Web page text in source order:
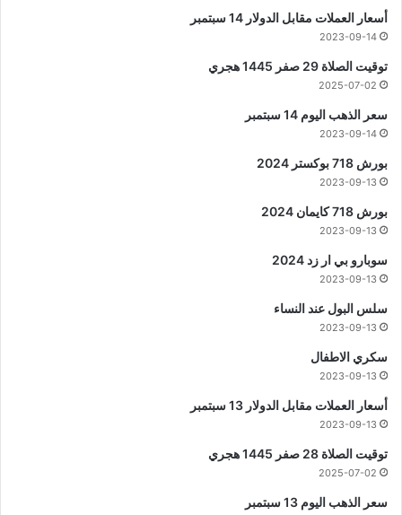
أسعار العملات مقابل الدولار 14 سبتمبر
2023-09-14
توقيت الصلاة 29 صفر 1445 هجري
2025-07-02
سعر الذهب اليوم 14 سبتمبر
2023-09-14
بورش 718 بوكستر 2024
2023-09-13
بورش 718 كايمان 2024
2023-09-13
سوبارو بي ار زد 2024
2023-09-13
سلس البول عند النساء
2023-09-13
سكري الاطفال
2023-09-13
أسعار العملات مقابل الدولار 13 سبتمبر
2023-09-13
توقيت الصلاة 28 صفر 1445 هجري
2025-07-02
سعر الذهب اليوم 13 سبتمبر